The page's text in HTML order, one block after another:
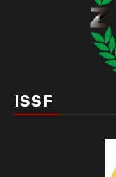
ISSF